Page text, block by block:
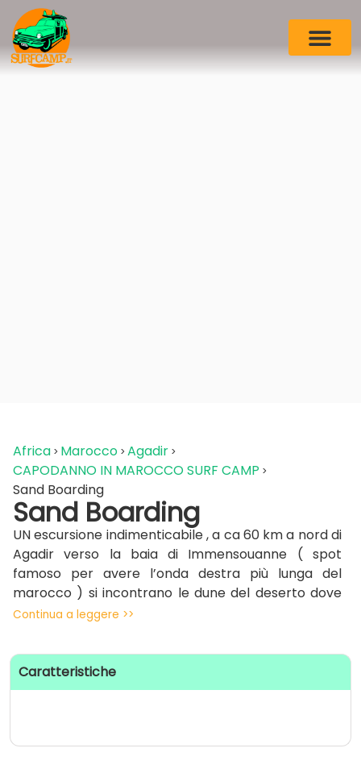
Africa Marocco Agadir
CAPODANNO IN MAROCCO SURF CAMP
Sand Boarding
Sand Boarding
UN escursione indimenticabile , a ca 60 km a nord di
Agadir verso la baia di Immensouanne ( spot
famoso per avere l’onda destra più lunga del
marocco ) si incontrano le dune del deserto dove
poter rotolare e scivolare con una tavola da surf
Continua a leggere >>
Caratteristiche